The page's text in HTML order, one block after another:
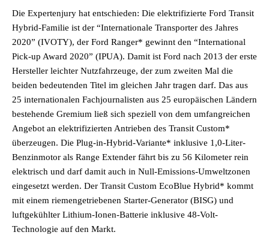
Die Expertenjury hat entschieden: Die elektrifizierte Ford Transit
Hybrid-Familie ist der “Internationale Transporter des Jahres
2020” (IVOTY), der Ford Ranger* gewinnt den “International
Pick-up Award 2020” (IPUA). Damit ist Ford nach 2013 der erste
Hersteller leichter Nutzfahrzeuge, der zum zweiten Mal die
beiden bedeutenden Titel im gleichen Jahr tragen darf. Das aus
25 internationalen Fachjournalisten aus 25 europäischen Ländern
bestehende Gremium ließ sich speziell von dem umfangreichen
Angebot an elektrifizierten Antrieben des Transit Custom*
überzeugen. Die Plug-in-Hybrid-Variante* inklusive 1,0-Liter-
Benzinmotor als Range Extender fährt bis zu 56 Kilometer rein
elektrisch und darf damit auch in Null-Emissions-Umweltzonen
eingesetzt werden. Der Transit Custom EcoBlue Hybrid* kommt
mit einem riemengetriebenen Starter-Generator (BISG) und
luftgekühlter Lithium-Ionen-Batterie inklusive 48-Volt-
Technologie auf den Markt.